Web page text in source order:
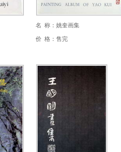
名 称：姚奎画集
价 格：售完